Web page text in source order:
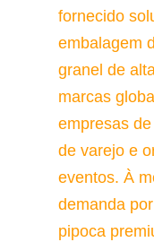
fornecido
embalagem
granel de
marcas
empresas
de varejo e
eventos. À
demanda
pipoca